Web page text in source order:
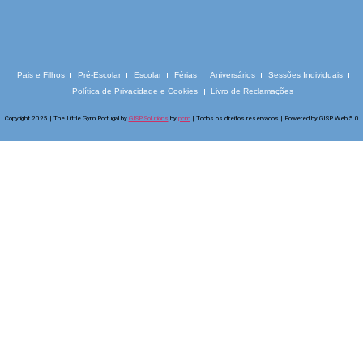
Pais e Filhos Pré-Escolar Escolar Férias Aniversários
Sessões Individuais
Política de Privacidade e Cookies
Livro de Reclamações
Copyright 2025 | The Little Gym Portugal by GISP Solutions by pcm | Todos os direitos reservados | Powered by GISP Web 5.0